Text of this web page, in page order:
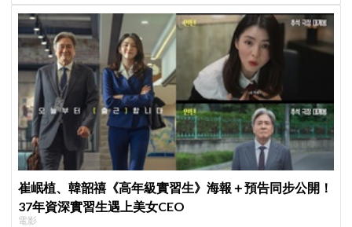
崔岷植、韓韶禧《高年級實習生》海報＋預告同步公開！
37年資深實習生遇上美女CEO
電影